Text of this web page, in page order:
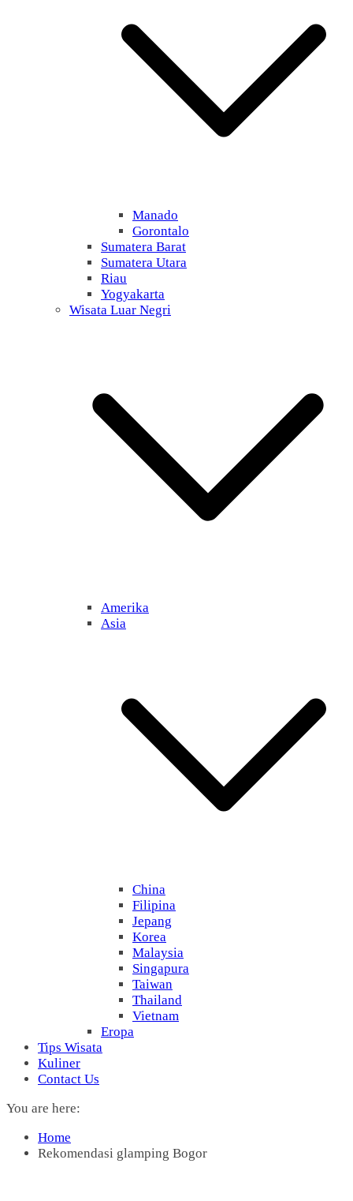
Manado
Gorontalo
Sumatera Barat
Sumatera Utara
Riau
Yogyakarta
Wisata Luar Negri
Amerika
Asia
China
Filipina
Jepang
Korea
Malaysia
Singapura
Taiwan
Thailand
Vietnam
Eropa
Tips Wisata
Kuliner
Contact Us
You are here:
Home
Rekomendasi glamping Bogor